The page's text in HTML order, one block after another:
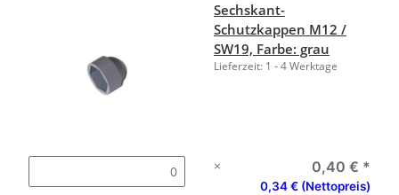
Sechskant-
Schutzkappen M12 /
SW19, Farbe: grau
Lieferzeit: 1 - 4 Werktage
× 0,40 € *
0,34 € (Nettopreis)